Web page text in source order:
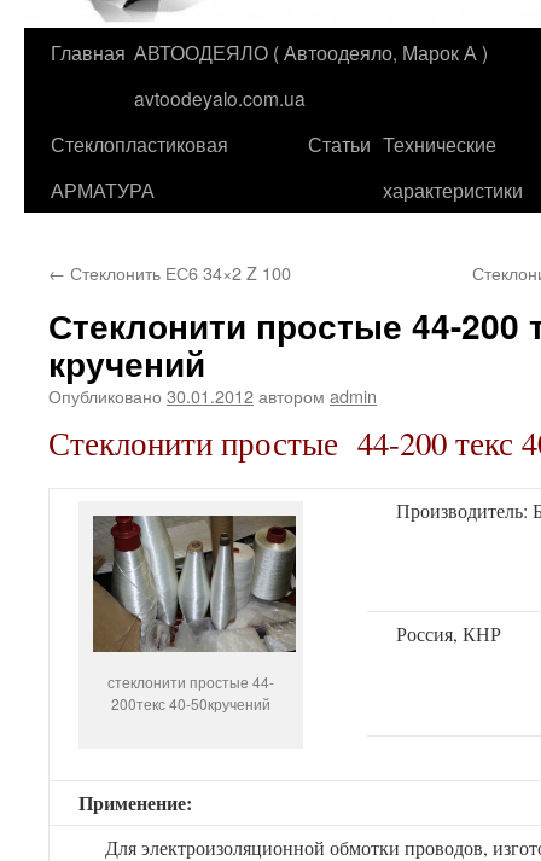
Перейти
содержимому
Главная АВТООДЕЯЛО ( Автоодеяло, Марок А )
avtoodeyalo.com.ua
Стеклопластиковая
АРМАТУРА
Статьи Технические
характеристики
← Стеклонить ЕС6 34×2 Z 100
Стеклонити простые 44-200
кручений
Опубликовано 30.01.2012автором admin
Стеклонити простые 44-200 текс
стеклонити простые 44-
200текс 40-50кручений
Производитель:
Россия, КНР
Применение:
Для электроизоляционной обмотки проводов,